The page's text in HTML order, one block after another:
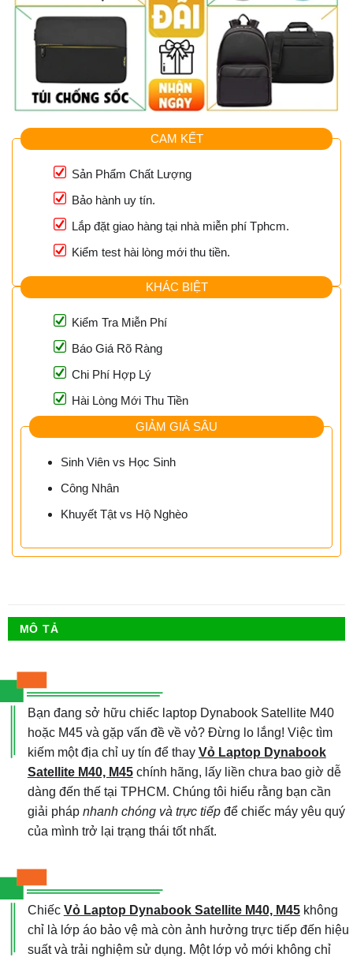
CAM KẾT
Sản Phẩm Chất Lượng
Bảo hành uy tín.
Lắp đặt giao hàng tại nhà miễn phí Tphcm.
Kiểm test hài lòng mới thu tiền.
KHÁC BIỆT
Kiểm Tra Miễn Phí
Báo Giá Rõ Ràng
Chi Phí Hợp Lý
Hài Lòng Mới Thu Tiền
GIẢM GIÁ SÂU
Sinh Viên vs Học Sinh
Công Nhân
Khuyết Tật vs Hộ Nghèo
MÔ TẢ
Bạn đang sở hữu chiếc laptop Dynabook Satellite M40
hoặc M45 và gặp vấn đề về vỏ? Đừng lo lắng! Việc tìm
kiếm một địa chỉ uy tín để thay Vỏ Laptop Dynabook
Satellite M40, M45chính hãng, lấy liền chưa bao giờ dễ
dàng đến thế tại TPHCM. Chúng tôi hiểu rằng bạn cần
giải pháp nhanh chóng và trực tiếpđể chiếc máy yêu quý
của mình trở lại trạng thái tốt nhất.
Chiếc Vỏ Laptop Dynabook Satellite M40, M45không
chỉ là lớp áo bảo vệ mà còn ảnh hưởng trực tiếp đến hiệu
suất và trải nghiệm sử dụng. Một lớp vỏ mới không chỉ